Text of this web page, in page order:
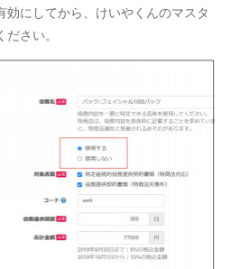
効にしてから、けいやくんのマスタ
さい。